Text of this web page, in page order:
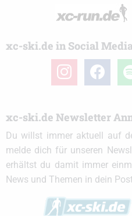
xc-ski.de in Social
instagramfacebook
xc-ski.de Newsletter
Du willst immer aktuell auf
melde dich für unseren
erhältst du damit immer
News und Themen in dein